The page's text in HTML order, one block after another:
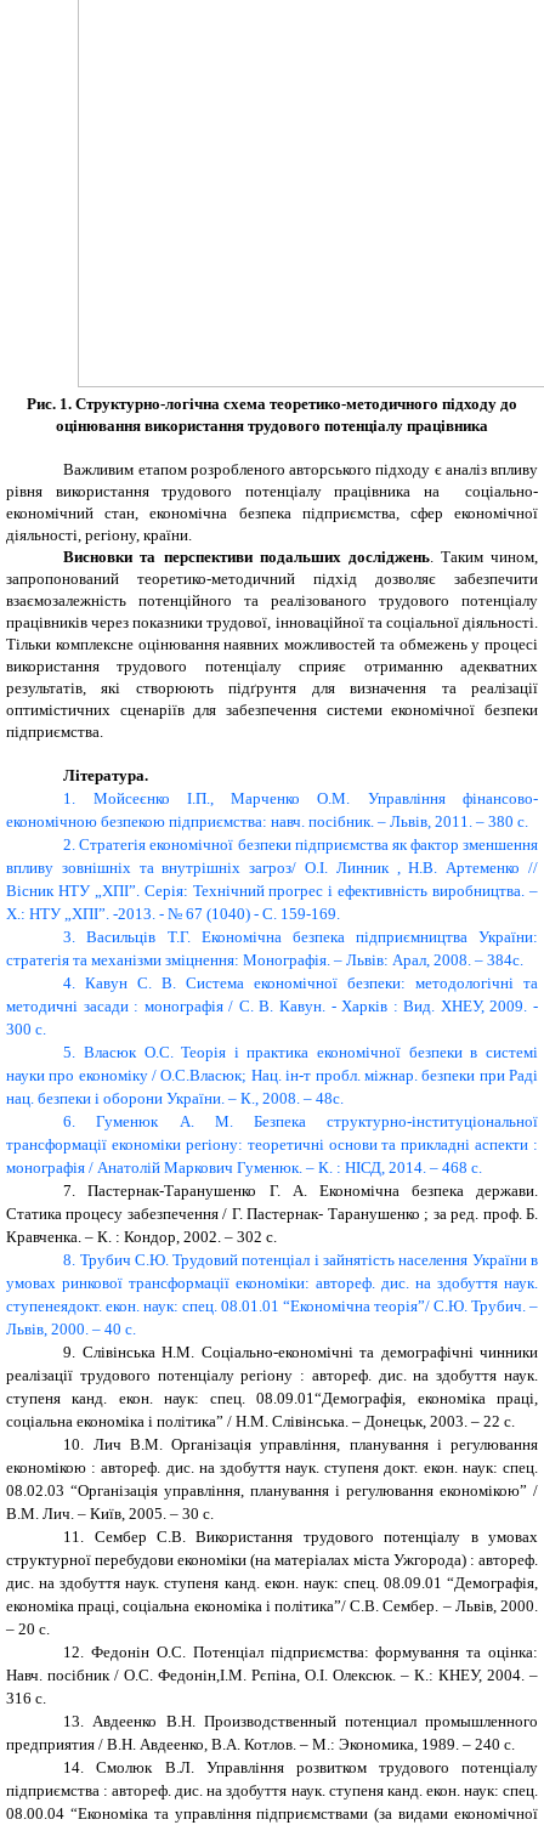
Рис. 1. Структурно-логічна схема теоретико-методичного підходу до
оцінювання використання трудового потенціалу працівника
Важливим етапом розробленого авторського підходу є аналіз впливу
рівня використання трудового потенціалу працівника на соціально-
економічний стан, економічна безпека підприємства, сфер економічної
діяльності, регіону, країни.
Висновки та перспективи подальших досліджень. Таким чином,
запропонований теоретико-методичний підхід дозволяє забезпечити
взаємозалежність потенційного та реалізованого трудового потенціалу
працівників через показники трудової, інноваційної та соціальної діяльності.
Тільки комплексне оцінювання наявних можливостей та обмежень у процесі
використання трудового потенціалу сприяє отриманню адекватних
результатів, які створюють підґрунтя для визначення та реалізації
оптимістичних сценаріїв для забезпечення системи економічної безпеки
підприємства.
Література.
1.
Мойсеєнко І.П., Марченко О.М. Управління фінансово-
економічною безпекою підприємства: навч. посібник. – Львів, 2011. – 380 с.
2. Стратегія економічної безпеки підприємства як фактор зменшення
впливу зовнішніх та внутрішніх загроз/ О.І. Линник , Н.В. Артеменко //
Вісник НТУ „ХПІ”. Серія: Технічний прогрес і ефективність виробництва. –
Х.: НТУ „ХПІ”. -2013. - № 67 (1040) - С. 159-169.
3.
Васильців Т.Г. Економічна безпека підприємництва України:
стратегія та механізми зміцнення: Монографія. – Львів: Арал, 2008. – 384с.
4.
Кавун С. В. Система економічної безпеки: методологічні та
методичні засади : монографія / С. В. Кавун. - Харків : Вид. ХНЕУ, 2009. -
300 с.
5.
Власюк О.С. Теорія і практика економічної безпеки в системі
науки про економіку / О.С.Власюк; Нац. ін-т пробл. міжнар. безпеки при Раді
нац. безпеки і оборони України. – К., 2008. – 48с.
6.
Гуменюк А. М. Безпека структурно-інституціональної
трансформації економіки регіону: теоретичні основи та прикладні аспекти :
монографія / Анатолій Маркович Гуменюк. – К. : НІСД, 2014. – 468 с.
7.
Пастернак-Таранушенко Г. А. Економічна безпека держави.
Статика процесу забезпечення / Г. Пастернак- Таранушенко ; за ред. проф. Б.
Кравченка. – К. : Кондор, 2002. – 302 с.
8. Трубич С.Ю. Трудовий потенціал і зайнятість населення України в
умовах ринкової трансформації економіки: автореф. дис. на здобуття наук.
ступенеядокт. екон. наук: спец. 08.01.01 “Економічна теорія”/ С.Ю. Трубич. –
Львів, 2000. – 40 с.
9.
Слівінська Н.М. Соціально-економічні та демографічні чинники
реалізації трудового потенціалу регіону : автореф. дис. на здобуття наук.
ступеня канд. екон. наук: спец. 08.09.01“Демографія, економіка праці,
соціальна економіка і політика” / Н.М. Слівінська. – Донецьк, 2003. – 22 с.
10.
Лич В.М. Організація управління, планування і регулювання
економікою : автореф. дис. на здобуття наук. ступеня докт. екон. наук: спец.
08.02.03 “Організація управління, планування і регулювання економікою” /
В.М. Лич. – Київ, 2005. – 30 с.
11.
Сембер С.В. Використання трудового потенціалу в умовах
структурної перебудови економіки (на матеріалах міста Ужгорода) : автореф.
дис. на здобуття наук. ступеня канд. екон. наук: спец. 08.09.01 “Демографія,
економіка праці, соціальна економіка і політика”/ С.В. Сембер. – Львів, 2000.
– 20 с.
12.
Федонін О.С. Потенціал підприємства: формування та оцінка:
Навч. посібник / О.С. Федонін,І.М. Рєпіна, О.І. Олексюк. – К.: КНЕУ, 2004. –
316 с.
13.
Авдеенко В.Н. Производственный потенциал промышленного
предприятия / В.Н. Авдеенко, В.А. Котлов. – М.: Экономика, 1989. – 240 с.
14.
Смолюк В.Л. Управління розвитком трудового потенціалу
підприємства : автореф. дис. на здобуття наук. ступеня канд. екон. наук: спец.
08.00.04 “Економіка та управління підприємствами (за видами економічної